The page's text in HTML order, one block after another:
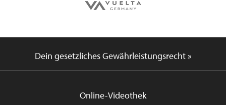
Dein gesetzliches Gewährleistungsrecht »
Online-Videothek